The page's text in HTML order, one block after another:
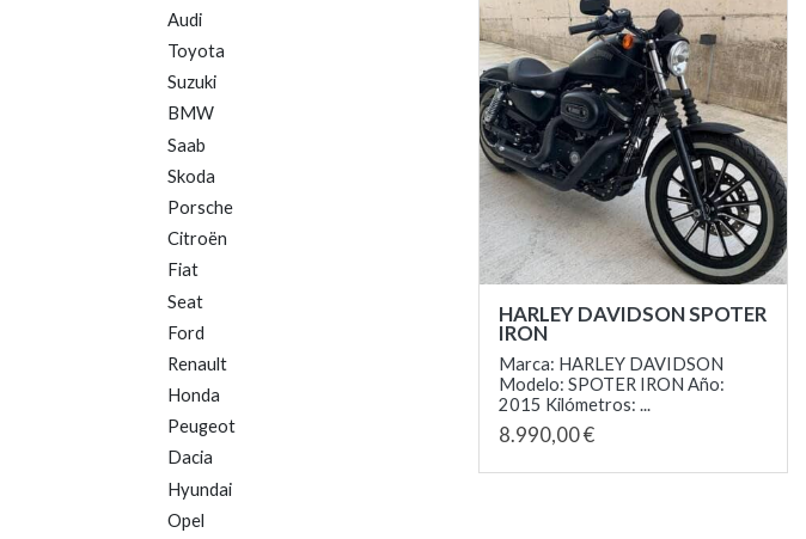
Audi
Toyota
Suzuki
BMW
Saab
Skoda
Porsche
Citroën
Fiat
Seat
Ford
Renault
Honda
Peugeot
Dacia
Hyundai
Opel
HARLEY DAVIDSON SPOTER
IRON
Marca: HARLEY DAVIDSON
Modelo: SPOTER IRON Año:
2015 Kilómetros: ...
8.990,00 €